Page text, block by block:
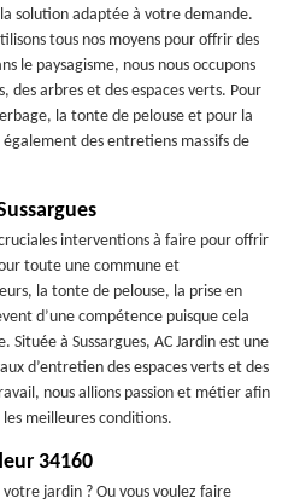
solution adaptée à votre demande.
tous nos moyens pour offrir des
le paysagisme, nous nous occupons
des arbres et des espaces verts. Pour
la tonte de pelouse et pour la
des entretiens massifs de
interventions à faire pour offrir
toute une commune et
la tonte de pelouse, la prise en
d’une compétence puisque cela
à Sussargues, AC Jardin est une
d’entretien des espaces verts et des
nous allions passion et métier afin
meilleures conditions.
34160
jardin ? Ou vous voulez faire